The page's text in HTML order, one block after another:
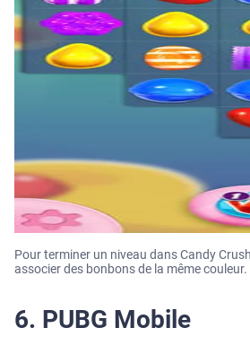
Pour terminer un niveau dans Candy
associer des bonbons de la même couleur.
6. PUBG Mobile